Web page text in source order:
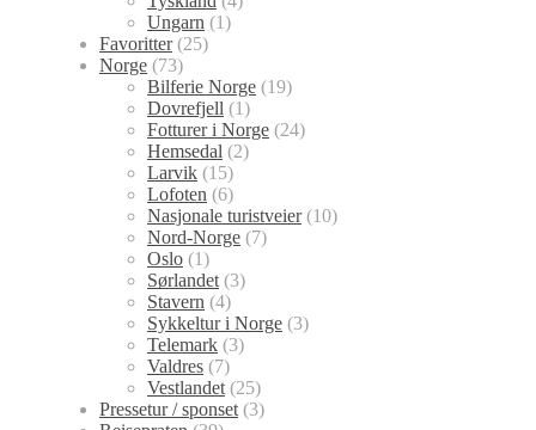
Ungarn (1)
Favoritter(25)
Norge (73)
Bilferie Norge (19)
Dovrefjell (1)
Fotturer i Norge (24)
Hemsedal (2)
Larvik (15)
Lofoten (6)
Nasjonale turistveier(10)
Nord-Norge (7)
Oslo (1)
Sørlandet (3)
Stavern (4)
Sykkeltur i Norge (3)
Telemark (3)
Valdres (7)
Vestlandet (25)
Pressetur / sponset (3)